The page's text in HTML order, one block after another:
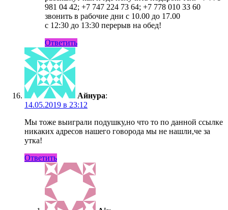
981 04 42; +7 747 224 73 64; +7 778 010 33 60
звонить в рабочие дни с 10.00 до 17.00
c 12:30 до 13:30 перерыв на обед!
Ответить
Айнура:
14.05.2019 в 23:12
Мы тоже выиграли подушку,но что то по данной ссылке
никаких адресов нашего говорода мы не нашли,че за
утка!
Ответить